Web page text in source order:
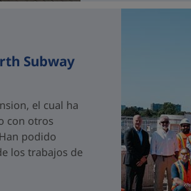
Subway
el cual ha
con otros
podido
los trabajos de